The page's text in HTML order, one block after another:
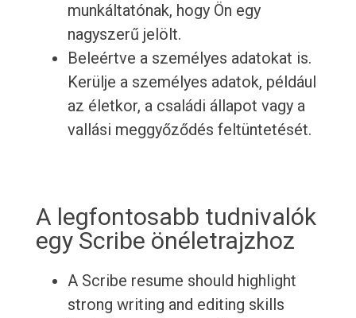
munkáltatónak, hogy Ön egy
nagyszerű jelölt.
Beleértve a személyes adatokat is.
Kerülje a személyes adatok, például
az életkor, a családi állapot vagy a
vallási meggyőződés feltüntetését.
A legfontosabb tudnivalók
egy Scribe önéletrajzhoz
A Scribe resume should highlight
strong writing and editing skills